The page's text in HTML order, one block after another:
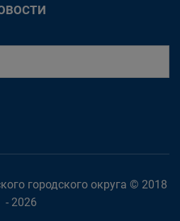
городского округа © 2018
- 2026